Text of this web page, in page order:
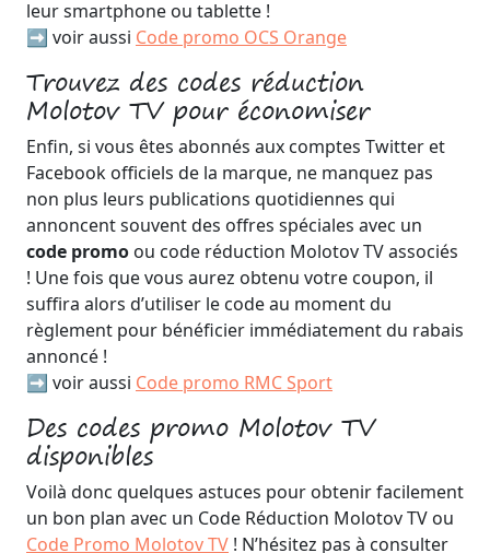
leur smartphone ou tablette !
➡️ voir aussi Code promo OCS Orange
Trouvez des codes réduction
Molotov TV pour économiser
Enfin, si vous êtes abonnés aux comptes Twitter et
Facebook officiels de la marque, ne manquez pas
non plus leurs publications quotidiennes qui
annoncent souvent des offres spéciales avec un
code promo ou code réduction Molotov TV associés
! Une fois que vous aurez obtenu votre coupon, il
suffira alors d’utiliser le code au moment du
règlement pour bénéficier immédiatement du rabais
annoncé !
➡️ voir aussi Code promo RMC Sport
Des codes promo Molotov TV
disponibles
Voilà donc quelques astuces pour obtenir facilement
un bon plan avec un Code Réduction Molotov TV ou
Code Promo Molotov TV ! N’hésitez pas à consulter